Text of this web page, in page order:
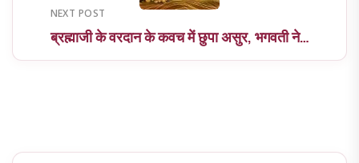
NEXT POST
ब्रह्माजी के वरदान के कवच में छुपा असुर, भगवती ने…